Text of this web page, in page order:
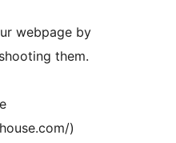
webpage by
them.
)